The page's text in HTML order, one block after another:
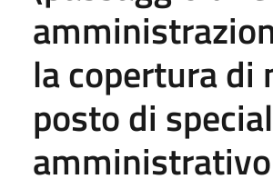
la copertura di
posto di